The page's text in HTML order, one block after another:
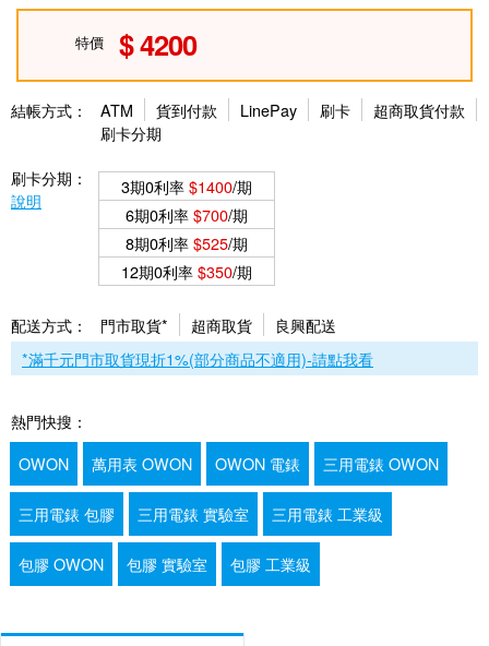
特價 4200
結帳方式： ATM 貨到付款 LinePay 刷卡
超商取貨付款
刷卡分期
刷卡分期：
說明
3期0利率$1400/期
6期0利率$700/期
8期0利率$525/期
12期0利率$350/期
配送方式： 門市取貨* 超商取貨
良興配送
*滿千元門市取貨現折1%(部分商品不適用)-請點我看
熱門快搜：
OWON
萬用表 OWON OWON 電錶 三用電錶 OWON
三用電錶 包膠 三用電錶 實驗室 三用電錶 工業級
包膠 OWON 包膠 實驗室 包膠 工業級